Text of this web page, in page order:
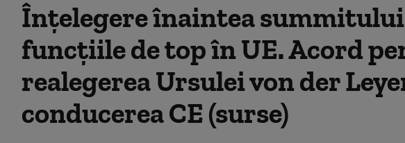
Înțelegere înaintea
funcțiile de top în UE. Acord
realegerea Ursulei von der
conducerea CE (surse)